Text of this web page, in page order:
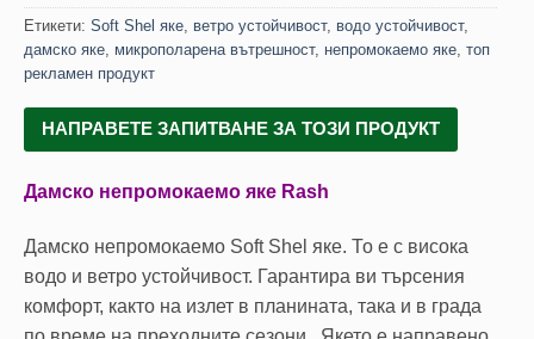
Етикети: Soft Shel яке, ветро устойчивост, водо устойчивост,
дамско яке, микрополарена вътрешност, непромокаемо яке, топ
рекламен продукт
НАПРАВЕТЕ ЗАПИТВАНЕ ЗА ТОЗИ ПРОДУКТ
Дамско непромокаемо яке Rash
Дамско непромокаемо Soft Shel яке. То е с висока
водо и ветро устойчивост. Гарантира ви търсения
комфорт, както на излет в планината, така и в града